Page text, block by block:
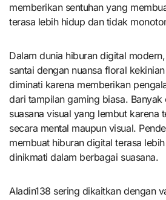
memberikan sentuhan yang
terasa lebih hidup dan tidak
Dalam dunia hiburan digital
santai dengan nuansa floral
diminati karena memberikan
dari tampilan gaming biasa. Banyak
suasana visual yang lembut karena
secara mental maupun visual.
membuat hiburan digital terasa
dinikmati dalam berbagai suasana.
Aladin138 sering dikaitkan dengan